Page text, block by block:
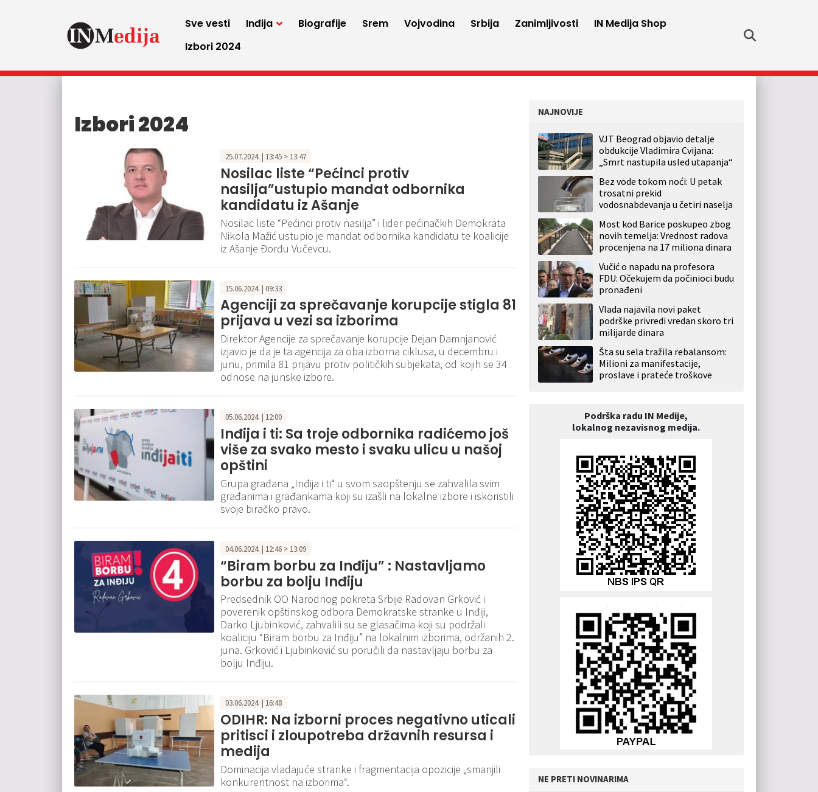
Sve vesti Inđija Biografije Srem Vojvodina Srbija Zanimljivosti
IN Medija Shop
Izbori 2024
Izbori 2024
25.07.2024. | 13:45 > 13:47
Nosilac liste “Pećinci protiv
nasilja”ustupio mandat odbornika
kandidatu iz Ašanje
Nosilac liste “Pećinci protiv nasilja” i lider pećinačkih Demokrata
Nikola Mažić ustupio je mandat odbornika kandidatu te koalicije
iz Ašanje Đorđu Vučevcu.
15.06.2024. | 09:33
Agenciji za sprečavanje korupcije stigla 81
prijava u vezi sa izborima
Direktor Agencije za sprečavanje korupcije Dejan Damnjanović
izjavio je da je ta agencija za oba izborna ciklusa, u decembru i
junu, primila 81 prijavu protiv političkih subjekata, od kojih se 34
odnose na junske izbore.
05.06.2024. | 12:00
Inđija i ti: Sa troje odbornika radićemo još
više za svako mesto i svaku ulicu u našoj
opštini
Grupa građana „Inđija i ti“ u svom saopštenju se zahvalila svim
građanima i građankama koji su izašli na lokalne izbore i iskoristili
svoje biračko pravo.
04.06.2024. | 12:46 > 13:09
“Biram borbu za Inđiju” : Nastavljamo
borbu za bolju Inđiju
Predsednik OO Narodnog pokreta Srbije Radovan Grković i
poverenik opštinskog odbora Demokratske stranke u Inđiji,
Darko Ljubinković, zahvalili su se glasačima koji su podržali
koaliciju “Biram borbu za Inđiju” na lokalnim izborima, održanih 2.
juna. Grković i Ljubinković su poručili da nastavljaju borbu za
bolju Inđiju.
03.06.2024. | 16:48
ODIHR: Na izborni proces negativno uticali
pritisci i zloupotreba državnih resursa i
medija
Dominacija vladajuće stranke i fragmentacija opozicije „smanjili
konkurentnost na izborima“.
NAJNOVIJE
VJT Beograd objavio detalje
obdukcije Vladimira Cvijana:
„Smrt nastupila usled utapanja“
Bez vode tokom noći: U petak
trosatni prekid
vodosnabdevanja u četiri naselja
Most kod Barice poskupeo zbog
novih temelja: Vrednost radova
procenjena na 17 miliona dinara
Vučić o napadu na profesora
FDU: Očekujem da počinioci budu
pronađeni
Vlada najavila novi paket
podrške privredi vredan skoro tri
milijarde dinara
Šta su sela tražila rebalansom:
Milioni za manifestacije,
proslave i prateće troškove
Podrška radu IN Medije,
lokalnog nezavisnog medija.
NE PRETI NOVINARIMA